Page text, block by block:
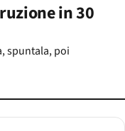
in 30
spuntala, poi